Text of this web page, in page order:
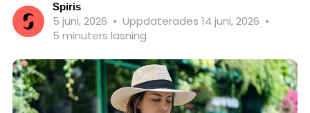
Spiris
5 juni, 2026 • Uppdaterades 14 juni, 2026 •
5 minuters läsning